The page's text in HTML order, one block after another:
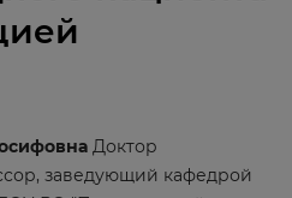
Доктор
заведующий кафедрой